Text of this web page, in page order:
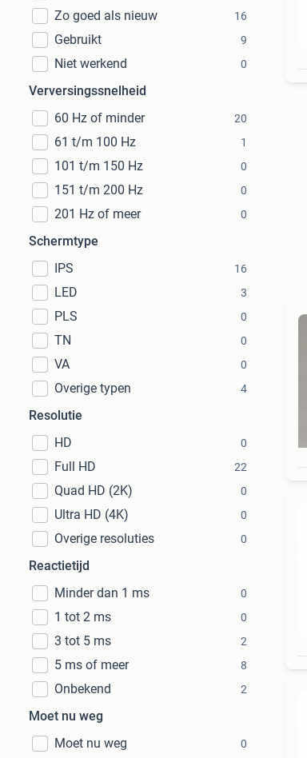
Zo goed als nieuw 16
Gebruikt 9
Niet werkend 0
Verversingssnelheid
60 Hz of minder
20
61 t/m 100 Hz 1
101 t/m 150 Hz 0
151 t/m 200 Hz 0
201 Hz of meer 0
Schermtype
IPS
16
LED 3
PLS 0
TN 0
VA 0
Overige typen 4
Resolutie
HD
0
Full HD 22
Quad HD (2K) 0
Ultra HD (4K) 0
Overige resoluties 0
Reactietijd
Minder dan 1 ms
0
1 tot 2 ms 0
3 tot 5 ms 2
5 ms of meer 8
Onbekend 2
Moet nu weg
Moet nu weg
0